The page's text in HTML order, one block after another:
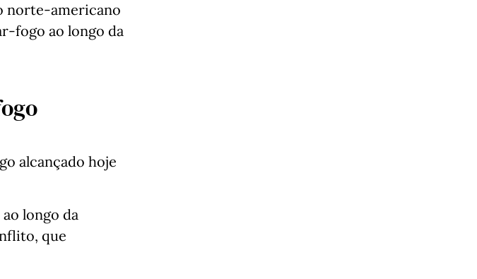
norte-americano
fogo ao longo da
alcançado hoje
longo da
que